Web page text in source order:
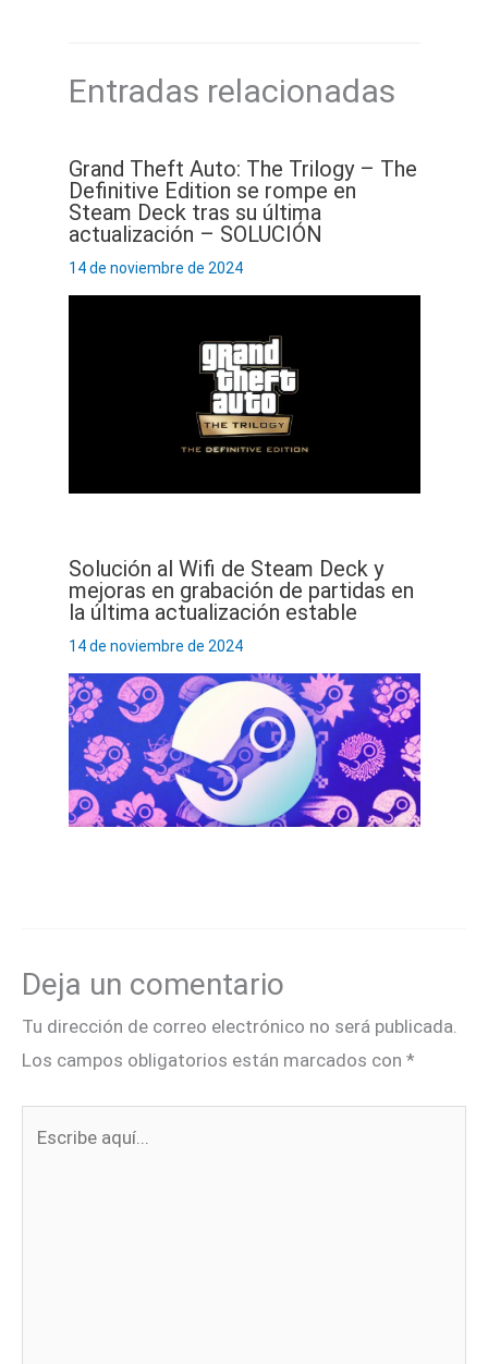
Entradas relacionadas
Grand Theft Auto: The Trilogy – The
Definitive Edition se rompe en
Steam Deck tras su última
actualización – SOLUCIÓN
14 de noviembre de 2024
Solución al Wifi de Steam Deck y
mejoras en grabación de partidas en
la última actualización estable
14 de noviembre de 2024
Deja un comentario
Tu dirección de correo electrónico no será publicada.
Los campos obligatorios están marcados con *